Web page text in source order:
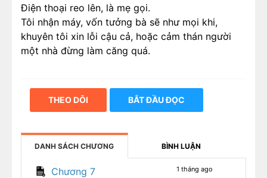
Điện thoại reo lên, là mẹ gọi.
Tôi nhận máy, vốn tưởng bà sẽ như mọi khi,
khuyên tôi xin lỗi cậu cả, hoặc cảm thán người
một nhà đừng làm căng quá.
THEO DÕI BẮT ĐẦU ĐỌC
DANH SÁCH CHƯƠNG BÌNH LUẬN
Chương 7 1 tháng ago